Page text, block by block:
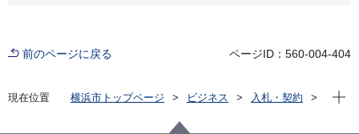
前のページに戻る ページID：560-004-404
現在位置 横浜市トップページ ビジネス
入札・契約
現在